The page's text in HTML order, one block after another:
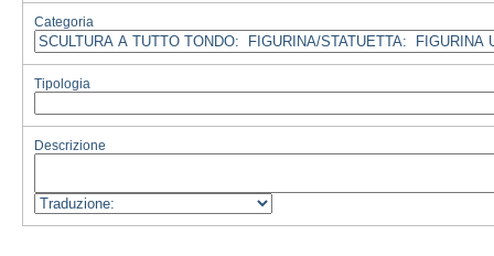
Categoria
Tipologia
Descrizione